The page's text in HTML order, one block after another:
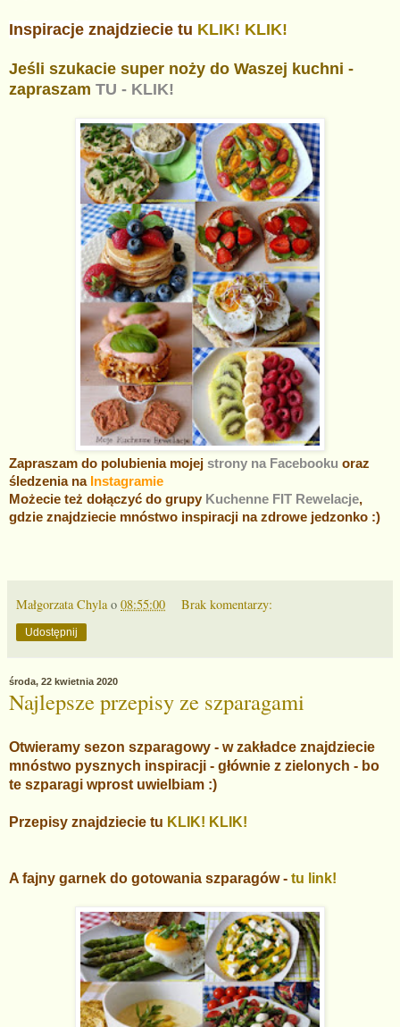
Inspiracje znajdziecie tu KLIK! KLIK!
Jeśli szukacie super noży do Waszej kuchni -
zapraszam TU - KLIK!
Zapraszam do polubienia mojej strony na Facebooku oraz
śledzenia na Instagramie
Możecie też dołączyć do grupy Kuchenne FIT Rewelacje,
gdzie znajdziecie mnóstwo inspiracji na zdrowe jedzonko :)
Małgorzata Chyla o 08:55:00 Brak komentarzy:
Udostępnij
środa, 22 kwietnia 2020
Najlepsze przepisy ze szparagami
Otwieramy sezon szparagowy - w zakładce znajdziecie
mnóstwo pysznych inspiracji - głównie z zielonych - bo
te szparagi wprost uwielbiam :)
Przepisy znajdziecie tu KLIK! KLIK!
A fajny garnek do gotowania szparagów - tu link!